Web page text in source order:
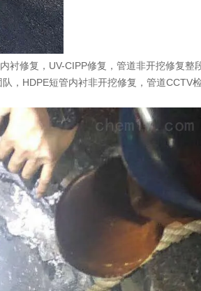
衬修复，UV-CIPP修复，管道非开挖修复整
，HDPE短管内衬非开挖修复，管道CCTV